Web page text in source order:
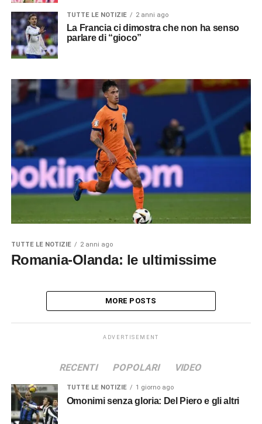
TUTTE LE NOTIZIE 2 anni ago
La Francia ci dimostra che non ha senso
parlare di “gioco”
TUTTE LE NOTIZIE 2 anni ago
Romania-Olanda: le ultimissime
MORE POSTS
ADVERTISEMENT
RECENTI POPOLARI VIDEO
TUTTE LE NOTIZIE 1 giorno ago
Omonimi senza gloria: Del Piero e gli altri